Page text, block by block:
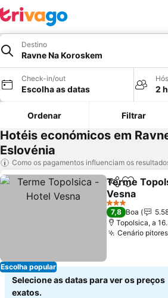
Destino
Ravne Na Koroskem
Check-in/out
Escolha as datas 2
Ordenar Filtrar
Hotéis económicos em
Eslovénia
Como os pagamentos influenciam os
Escolha popular
Partilhar
Terme
Vesna
Ver preços
3 Estrelas
7,8 Boa
Topolsica, a
Cenário
Selecione as datas para ver os preços
exatos.